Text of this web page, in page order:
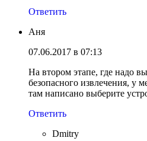
Ответить
Аня
07.06.2017 в 07:13
На втором этапе, где надо
безопасного извлечения, у
там написано выберите
Ответить
Dmitry